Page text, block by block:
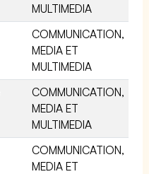
MULTIMEDIA
COMMUNICATION,
MEDIA ET
MULTIMEDIA
COMMUNICATION,
MEDIA ET
MULTIMEDIA
COMMUNICATION,
MEDIA ET